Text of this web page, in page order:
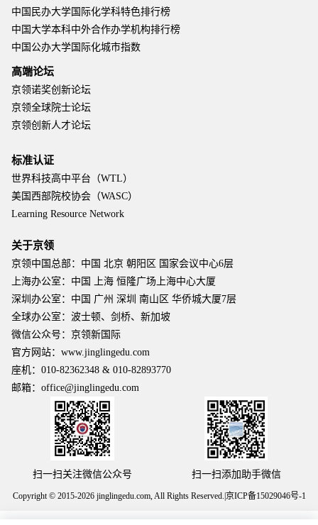
中国民办大学国际化学科特色排行榜
中国大学本科中外合作办学机构排行榜
中国公办大学国际化城市指数
高端论坛
京领诺奖创新论坛
京领全球院士论坛
京领创新人才论坛
标准认证
世界科技高中平台（WTL）
美国西部院校协会（WASC）
Learning Resource Network
关于京领
京领中国总部：中国 北京 朝阳区 国家会议中心6层
上海办公室：中国 上海 恒隆广场上海中心大厦
深圳办公室：中国 广州 深圳 南山区 华侨城大厦7层
全球办公室：波士顿、剑桥、新加坡
微信公众号：京领新国际
官方网站：www.jinglingedu.com
座机：010-82362348 & 010-82893770
邮箱：office@jinglingedu.com
扫一扫关注微信公众号 扫一扫添加助手微信
Copyright © 2015-2026 jinglingedu.com, All Rights Reserved. 京ICP备15029046号-1